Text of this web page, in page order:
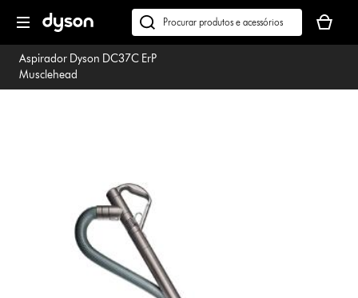
seguinte
Pesquisar
em
dyson.pt
seu
cesto
Aspirador Dyson DC37C ErP
Musclehead